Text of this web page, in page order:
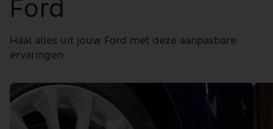
Ford
Haal alles uit jouw Ford met deze aanpasbare
ervaringen.